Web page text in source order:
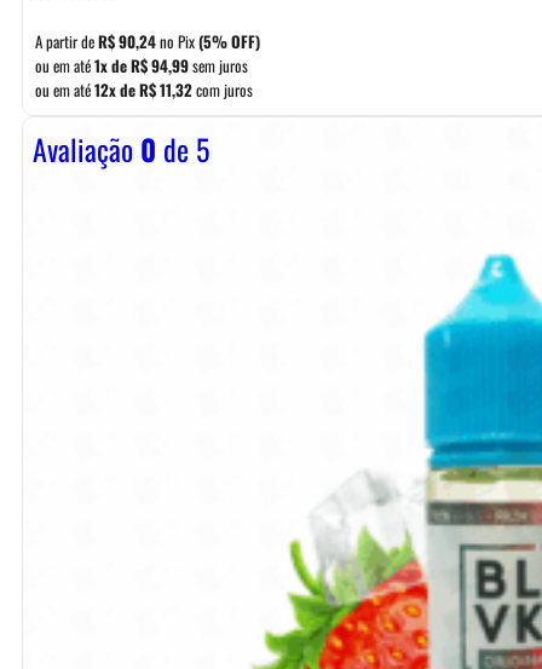
A partir deR$90,24no Pix(5% OFF)
ou em até1x deR$94,99sem juros
ou em até12x deR$11,32com juros
Avaliação0 de 5